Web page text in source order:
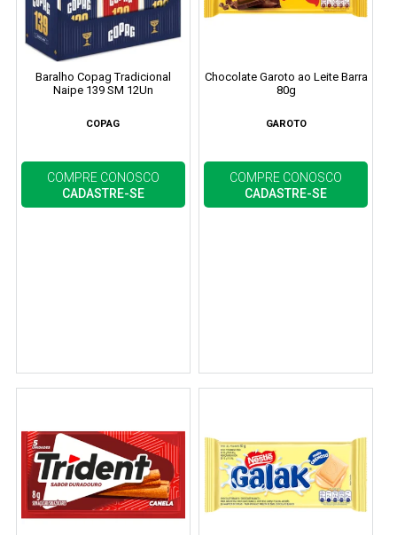
Baralho Copag Tradicional
Naipe 139 SM 12Un
COPAG
COMPRE CONOSCO
CADASTRE-SE
Chocolate Garoto ao Leite Barra
80g
GAROTO
COMPRE CONOSCO
CADASTRE-SE